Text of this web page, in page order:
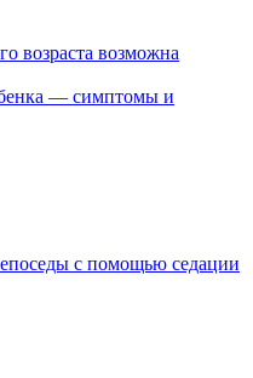
возраста возможна
— симптомы и
с помощью седации